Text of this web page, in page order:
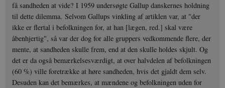
få sandheden at vide? I 1959 undersøgte Gallup danskernes holdning
til dette dilemma. Selvom Gallups vinkling af artiklen var, at "der
ikke er flertal i befolkningen for, at han [lægen, red.] skal være
åbenhjertig", så var der dog for alle gruppers vedkommende flere, der
mente, at sandheden skulle frem, end at den skulle holdes skjult. Og
det er da også bemærkelsesværdigt, at over halvdelen af befolkningen
(60 %) ville foretrække at høre sandheden, hvis det gjaldt dem selv.
Desuden kan det bemærkes, at mændene og befolkningen uden for